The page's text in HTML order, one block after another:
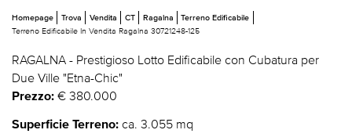
Homepage Trova Vendita CT Ragalna
Terreno Edificabile
Terreno Edificabile In Vendita Ragalna 30721248-125
RAGALNA - Prestigioso Lotto Edificabile con Cubatura per
Due Ville "Etna-Chic"
Prezzo: € 380.000
Superficie Terreno: ca. 3.055 mq